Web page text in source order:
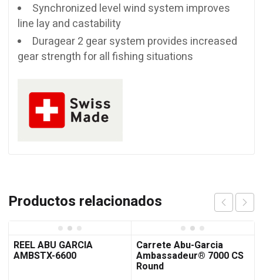
Synchronized level wind system improves
line lay and castability
Duragear 2 gear system provides increased
gear strength for all fishing situations
Productos relacionados
REEL ABU GARCIA
AMBSTX-6600
Carrete Abu-Garcia
Ambassadeur® 7000 CS
Round